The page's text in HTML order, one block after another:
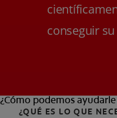
conseguir
¿Cómo podemos
¿QUÉ ES LO QUE